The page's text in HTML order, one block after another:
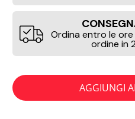
Ordina entro le
ordine in
AGGIUNGI